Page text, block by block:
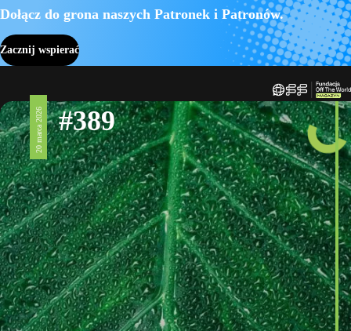
Dołącz do grona naszych Patronek i Patronów.
Zacznij wspierać
20 marca 2026 #389